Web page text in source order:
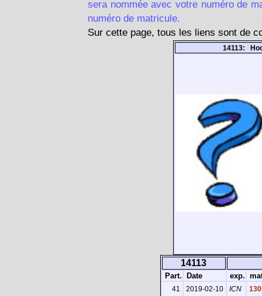
sera nommée avec votre numéro de
numéro de matricule.
Sur cette page, tous les liens sont de
14113:
14113
Part. Date exp.
41 2019-02-10 ICN